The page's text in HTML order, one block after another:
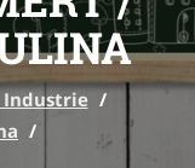
Industrie /
/